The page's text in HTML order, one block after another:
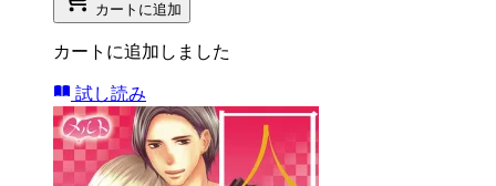
カートに追加
カートに追加しました
試し読み